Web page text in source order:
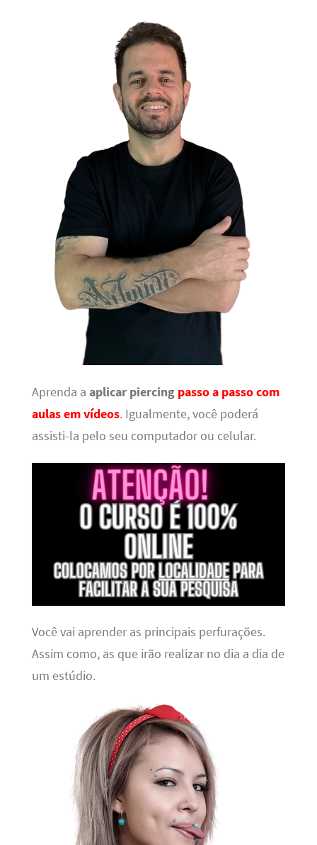
Aprenda a aplicar piercing passo a passo com
aulas em vídeos. Igualmente, você poderá
assisti-la pelo seu computador ou celular.
Você vai aprender as principais perfurações.
Assim como, as que irão realizar no dia a dia de
um estúdio.